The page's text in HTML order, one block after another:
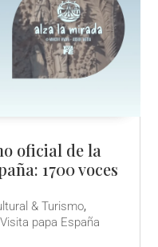
oficial de la
1700 voces
& Turismo,
Visita papa España